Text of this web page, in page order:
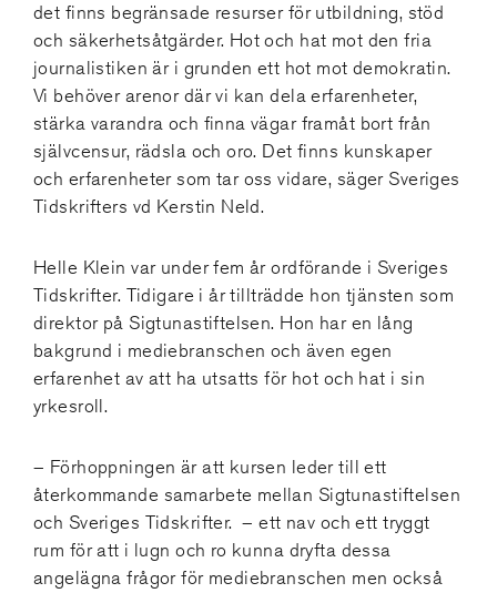
det finns begränsade resurser för utbildning, stöd
och säkerhetsåtgärder. Hot och hat mot den fria
journalistiken är i grunden ett hot mot demokratin.
Vi behöver arenor där vi kan dela erfarenheter,
stärka varandra och finna vägar framåt bort från
självcensur, rädsla och oro. Det finns kunskaper
och erfarenheter som tar oss vidare, säger Sveriges
Tidskrifters vd Kerstin Neld.
Helle Klein var under fem år ordförande i Sveriges
Tidskrifter. Tidigare i år tillträdde hon tjänsten som
direktor på Sigtunastiftelsen. Hon har en lång
bakgrund i mediebranschen och även egen
erfarenhet av att ha utsatts för hot och hat i sin
yrkesroll.
– Förhoppningen är att kursen leder till ett
återkommande samarbete mellan Sigtunastiftelsen
och Sveriges Tidskrifter. – ett nav och ett tryggt
rum för att i lugn och ro kunna dryfta dessa
angelägna frågor för mediebranschen men också